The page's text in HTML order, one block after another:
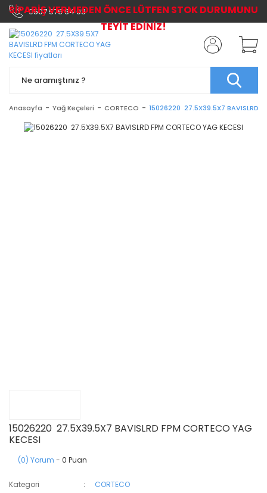
0507 576 64 03
Anasayfa Yağ Keçeleri CORTECO 15026220 27.5X39.5X7 BAVISLRD
15026220 27.5X39.5X7 BAVISLRD FPM CORTECO YAG
KECESI
(0) Yorum - 0 Puan
Kategori
CORTECO
SİPARİŞ VERMEDEN ÖNCE LÜTFEN STOK DURUMUNU
TEYİT EDİNİZ!